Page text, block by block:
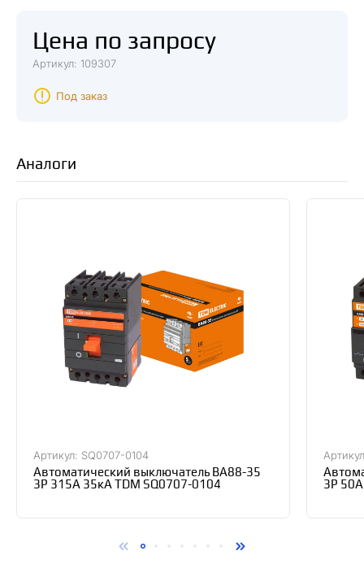
Цена по запросу
Артикул: 109307
Под заказ
Аналоги
Артикул: SQ0707-0104
Автоматический выключатель ВА88-35
3Р 315А 35кА TDM SQ0707-0104
3Р